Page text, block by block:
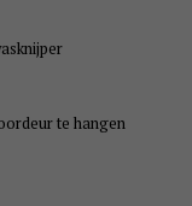
te hangen